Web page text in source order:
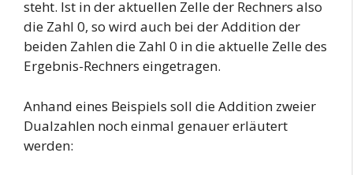
steht. Ist in der aktuellen Zelle der Rechners also
die Zahl 0, so wird auch bei der Addition der
beiden Zahlen die Zahl 0 in die aktuelle Zelle des
Ergebnis-Rechners eingetragen.
Anhand eines Beispiels soll die Addition zweier
Dualzahlen noch einmal genauer erläutert
werden: